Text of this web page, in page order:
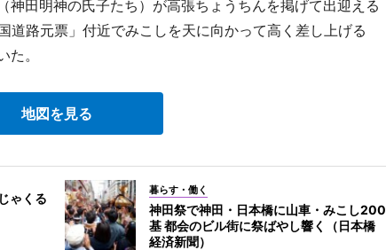
田明神の氏子たち）が高張ちょうちんを掲げて出迎える
道路元票」付近でみこしを天に向かって高く差し上げる
。
地図を見る
ゃくる
暮らす・働く
神田祭で神田・日本橋に山車・みこし200
基 都会のビル街に祭ばやし響く（日本橋
経済新聞）